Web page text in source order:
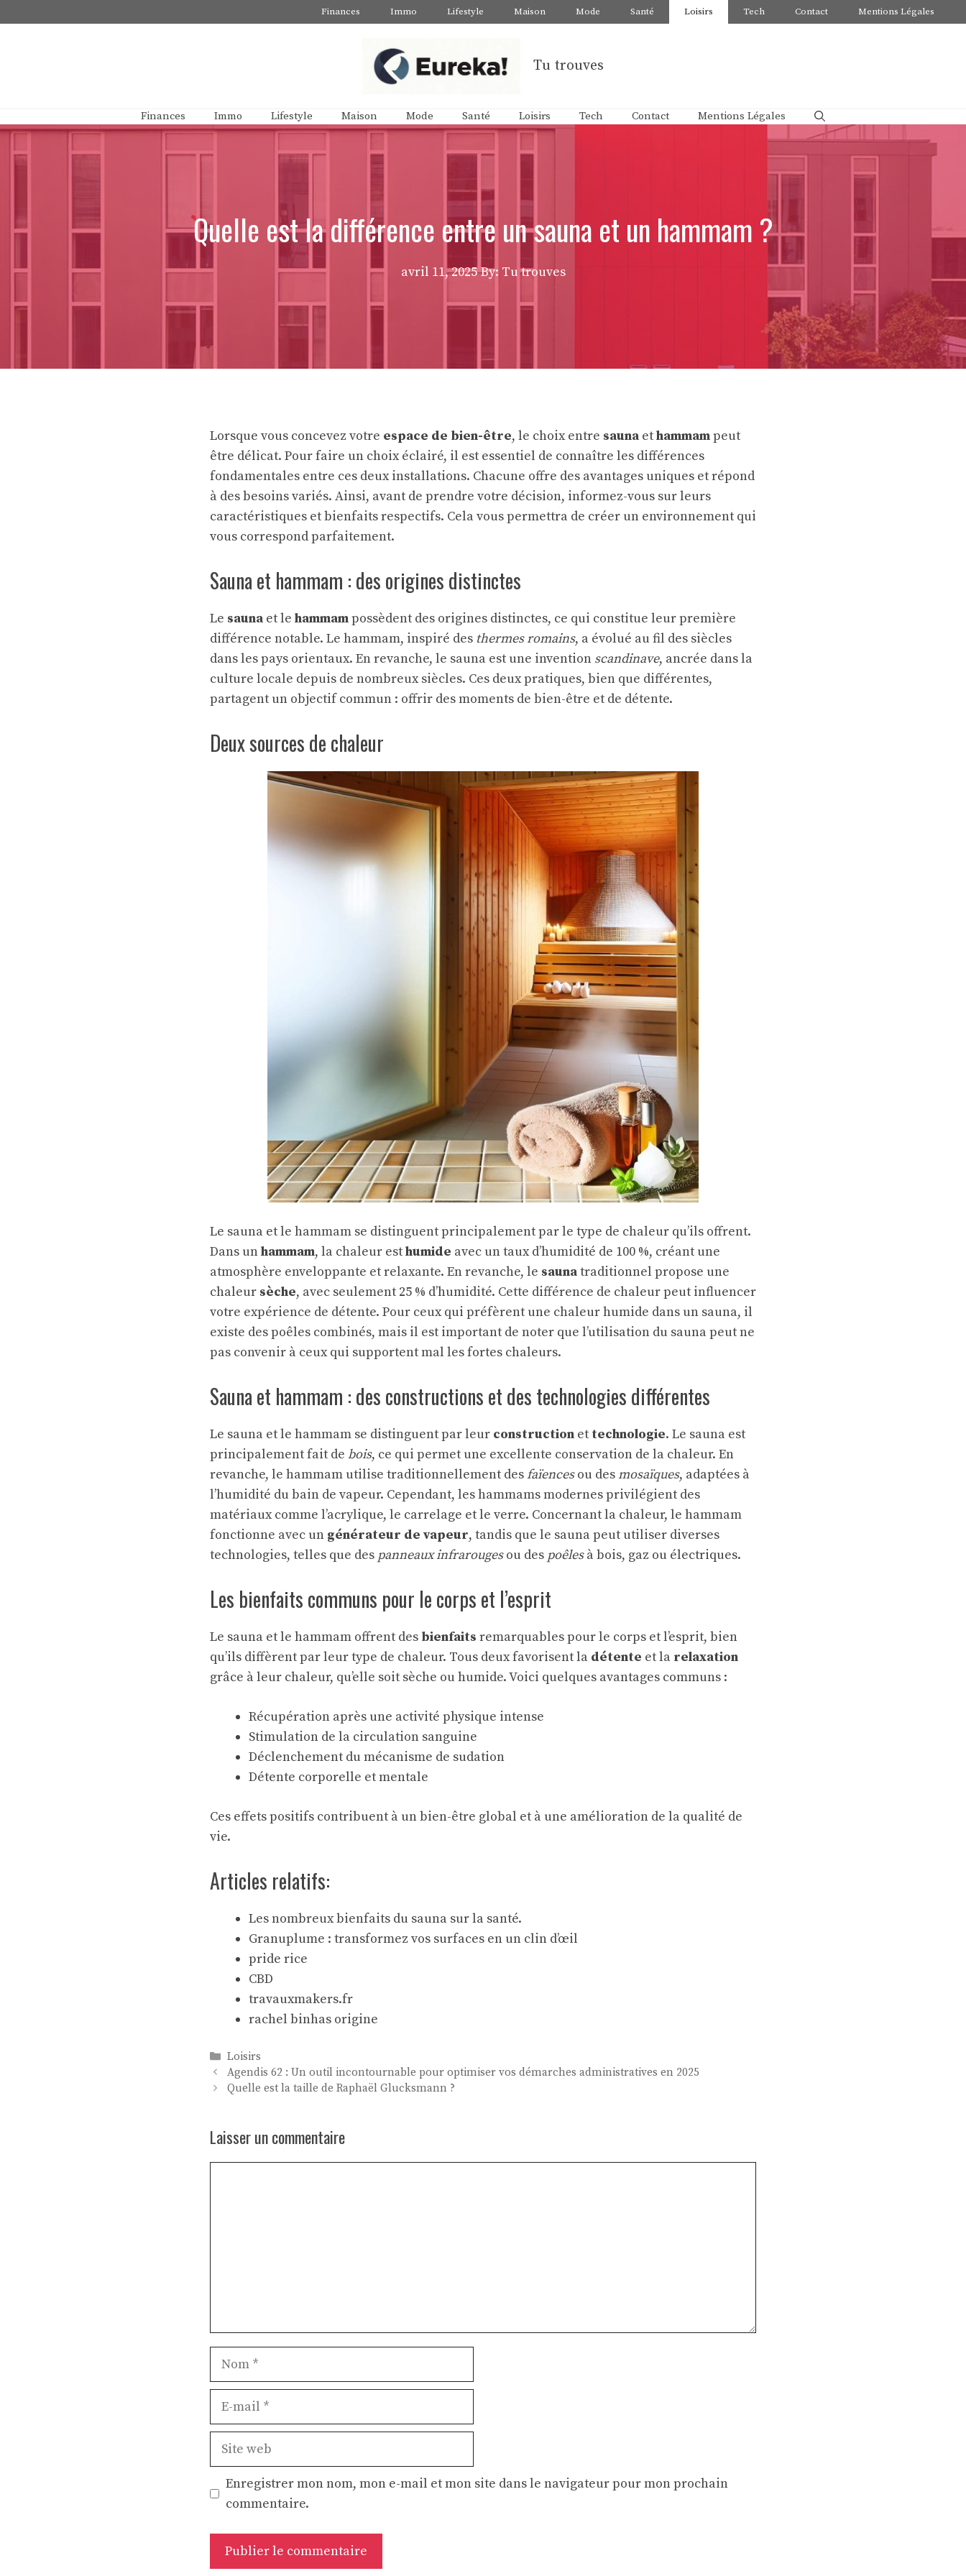
au
Finances Immo Lifestyle Maison Mode Santé Loisirs Tech Contact Mentions Légales
Tu trouves
Finances Immo Lifestyle Maison Mode Santé Loisirs Tech Contact Mentions Légales
Quelle est la différence entre un sauna et un hammam ?
avril 11, 2025 By: Tu trouves
Lorsque vous concevez votre espace de bien-être, le choix entre sauna ethammampeut
être délicat. Pour faire un choix éclairé, il est essentiel de connaître les différences
fondamentales entre ces deux installations. Chacune offre des avantages uniques et répond
à des besoins variés. Ainsi, avant de prendre votre décision, informez-vous sur leurs
caractéristiques et bienfaits respectifs. Cela vous permettra de créer un environnement qui
vous correspond parfaitement.
Sauna et hammam : des origines distinctes
Le sauna et le hammampossèdent des origines distinctes, ce qui constitue leur première
différence notable. Le hammam, inspiré des thermes romains, a évolué au fil des siècles
dans les pays orientaux. En revanche, le sauna est une invention scandinave, ancrée dans la
culture locale depuis de nombreux siècles. Ces deux pratiques, bien que différentes,
partagent un objectif commun : offrir des moments de bien-être et de détente.
Deux sources de chaleur
Le sauna et le hammam se distinguent principalement par le type de chaleur qu’ils offrent.
Dans unhammam, la chaleur esthumide avec un taux d’humidité de 100 %, créant une
atmosphère enveloppante et relaxante. En revanche, le saunatraditionnel propose une
chaleur sèche, avec seulement 25 % d’humidité. Cette différence de chaleur peut influencer
votre expérience de détente. Pour ceux qui préfèrent une chaleur humide dans un sauna, il
existe des poêles combinés, mais il est important de noter que l’utilisation du sauna peut ne
pas convenir à ceux qui supportent mal les fortes chaleurs.
Sauna et hammam : des constructions et des technologies différentes
Le sauna et le hammam se distinguent par leur construction et technologie. Le sauna est
principalement fait de bois, ce qui permet une excellente conservation de la chaleur. En
revanche, le hammam utilise traditionnellement desfaïencesou desmosaïques, adaptées à
l’humidité du bain de vapeur. Cependant, les hammams modernes privilégient des
matériaux comme l’acrylique, le carrelage et le verre. Concernant la chaleur, le hammam
fonctionne avec un générateur de vapeur, tandis que le sauna peut utiliser diverses
technologies, telles que des panneaux infrarougesou des poêlesà bois, gaz ou électriques.
Les bienfaits communs pour le corps et l’esprit
Le sauna et le hammam offrent des bienfaits remarquables pour le corps et l’esprit, bien
qu’ils diffèrent par leur type de chaleur. Tous deux favorisent la détente et la relaxation
grâce à leur chaleur, qu’elle soit sèche ou humide. Voici quelques avantages communs :
Récupération après une activité physique intense
Stimulation de la circulation sanguine
Déclenchement du mécanisme de sudation
Détente corporelle et mentale
Ces effets positifs contribuent à un bien-être global et à une amélioration de la qualité de
vie.
Articles relatifs:
Les nombreux bienfaits du sauna sur la santé.
Granuplume : transformez vos surfaces en un clin d’œil
pride rice
CBD
travauxmakers.fr
rachel binhas origine
Catégories
Loisirs
Agendis 62 : Un outil incontournable pour optimiser vos démarches administratives en 2025
Quelle est la taille de Raphaël Glucksmann ?
Laisser un commentaire
Nom
Site
Enregistrer mon nom, mon e-mail et mon site dans le navigateur pour mon prochain
commentaire.